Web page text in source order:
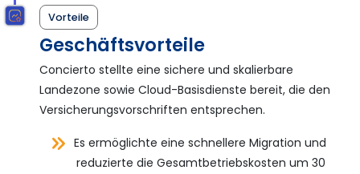
Vorteile
Geschäftsvorteile
Concierto stellte eine sichere und skalierbare
Landezone sowie Cloud-Basisdienste bereit, die den
Versicherungsvorschriften entsprechen.
Es ermöglichte eine schnellere Migration und
reduzierte die Gesamtbetriebskosten um 30